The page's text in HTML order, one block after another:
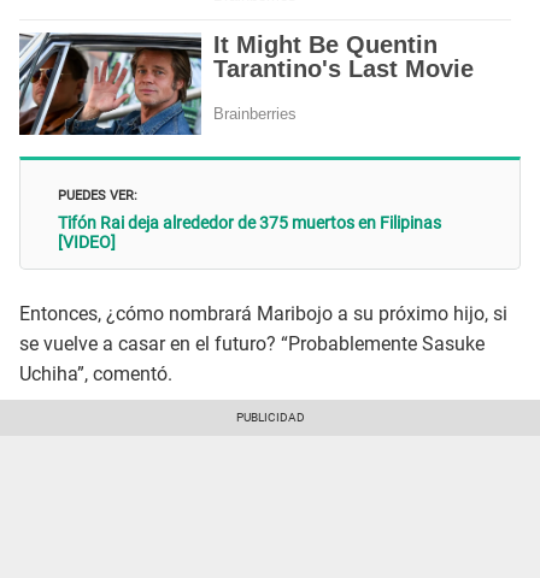
PUEDES VER:
Tifón Rai deja alrededor de 375 muertos en Filipinas
[VIDEO]
Entonces, ¿cómo nombrará Maribojo a su próximo hijo, si
se vuelve a casar en el futuro? “Probablemente Sasuke
Uchiha”, comentó.